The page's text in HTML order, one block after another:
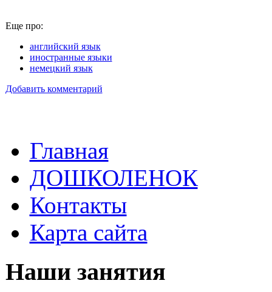
Еще про:
английский язык
иностранные языки
немецкий язык
Добавить комментарий
Главная
ДОШКОЛЕНОК
Контакты
Карта сайта
Наши занятия